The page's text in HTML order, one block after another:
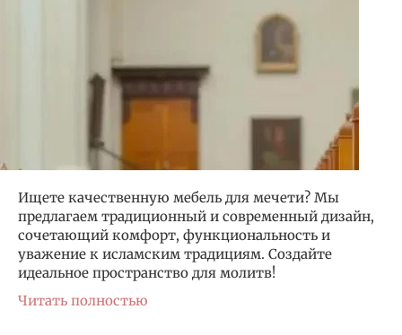
Ищете качественную мебель для мечети? Мы
предлагаем традиционный и современный дизайн,
сочетающий комфорт, функциональность и
уважение к исламским традициям. Создайте
идеальное пространство для молитв!
Читать полностью